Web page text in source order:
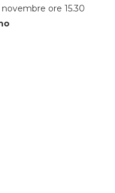
ore 15.30